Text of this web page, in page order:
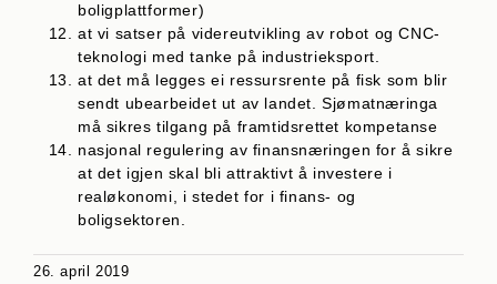
boligplattformer)
at vi satser på videreutvikling av robot og CNC-
teknologi med tanke på industrieksport.
at det må legges ei ressursrente på fisk som blir
sendt ubearbeidet ut av landet. Sjømatnæringa
må sikres tilgang på framtidsrettet kompetanse
nasjonal regulering av finansnæringen for å sikre
at det igjen skal bli attraktivt å investere i
realøkonomi, i stedet for i finans- og
boligsektoren.
26. april 2019